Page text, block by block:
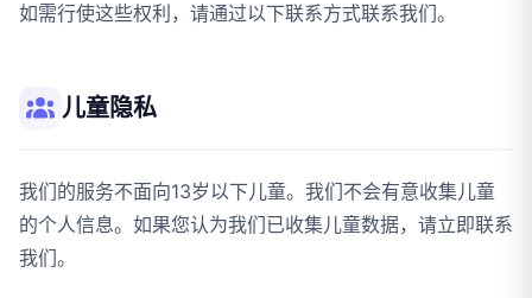
如需行使这些权利，请通过以下联系方式联系我们。
儿童隐私
我们的服务不面向13岁以下儿童。我们不会有意收集儿童
的个人信息。如果您认为我们已收集儿童数据，请立即联系
我们。